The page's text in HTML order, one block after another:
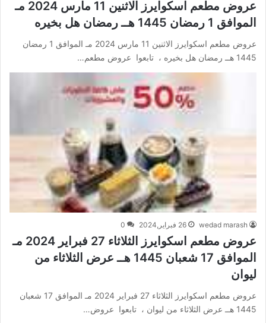
عروض مطعم اسكوايرز الاثنين 11 مارس 2024 مـ
الموافق 1 رمضان 1445 هــ رمضان هل بخيره
عروض مطعم اسكوايرز الاثنين 11 مارس 2024 مـ الموافق 1 رمضان
1445 هــ رمضان هل بخيره ، تابعوا عروض مطعم…
wedad marash 26 فبراير,2024 0
عروض مطعم اسكوايرز الثلاثاء 27 فبراير 2024 مـ
الموافق 17 شعبان 1445 هــ عرض الثلاثاء من
ليوان
عروض مطعم اسكوايرز الثلاثاء 27 فبراير 2024 مـ الموافق 17 شعبان
1445 هــ عرض الثلاثاء من ليوان ، تابعوا عروض…